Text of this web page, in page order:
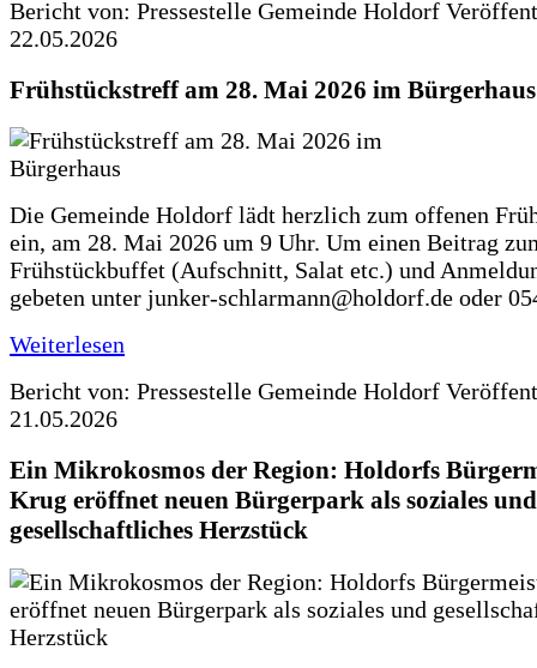
Bericht von: Pressestelle Gemeinde Holdorf
22.05.2026
Frühstückstreff am 28. Mai 2026 im Bürgerhaus
Die Gemeinde Holdorf lädt herzlich zum offenen
ein, am 28. Mai 2026 um 9 Uhr. Um einen Beitrag
Frühstückbuffet (Aufschnitt, Salat etc.) und
gebeten unter junker-schlarmann@holdorf.de oder
Weiterlesen
Bericht von: Pressestelle Gemeinde Holdorf
21.05.2026
Ein Mikrokosmos der Region: Holdorfs
Krug eröffnet neuen Bürgerpark als soziales und
gesellschaftliches Herzstück